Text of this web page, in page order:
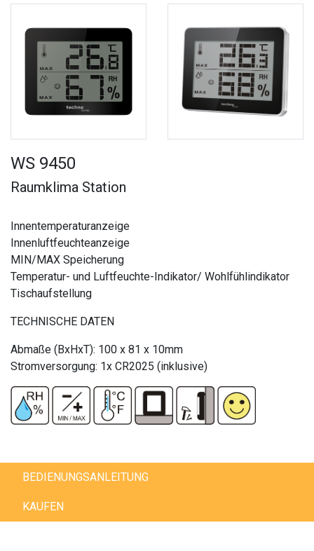
WS 9450
Raumklima Station
Innentemperaturanzeige
Innenluftfeuchteanzeige
MIN/MAX Speicherung
Temperatur- und Luftfeuchte-Indikator/ Wohlfühlindikator
Tischaufstellung
TECHNISCHE DATEN
Abmaße (BxHxT): 100 x 81 x 10mm
Stromversorgung: 1x CR2025 (inklusive)
BEDIENUNGSANLEITUNG
KAUFEN